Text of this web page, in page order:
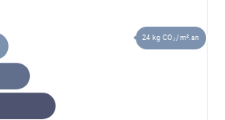
24 kg CO₂/m².an